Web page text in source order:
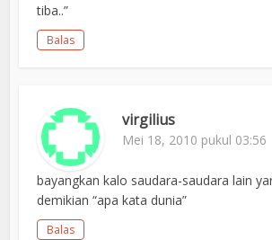
tiba..”
Balas
virgilius
Mei 18, 2010 pukul 03:56
bayangkan kalo saudara-saudara lain
demikian “apa kata dunia”
Balas